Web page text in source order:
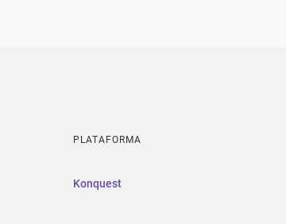
PLATAFORMA
Konquest